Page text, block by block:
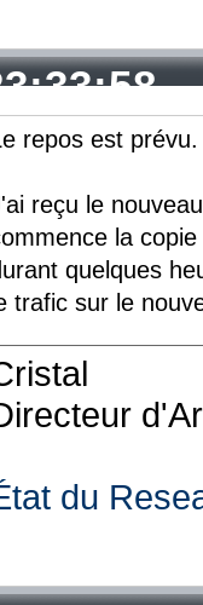
repos est prévu.
reçu le
la
quelques
trafic sur le
du